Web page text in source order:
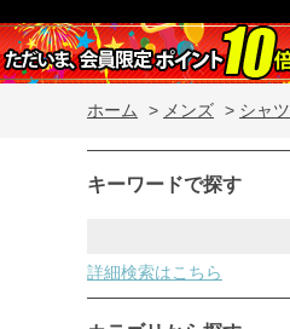
ホーム > メンズ > シャツ
キーワードで探す
詳細検索はこちら